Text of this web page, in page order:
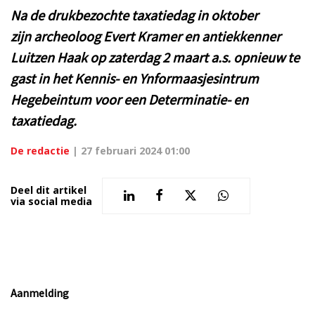
Na de drukbezochte taxatiedag in oktober
zijn archeoloog Evert Kramer en antiekkenner
Luitzen Haak op zaterdag 2 maart a.s. opnieuw te
gast in het Kennis- en Ynformaasjesintrum
Hegebeintum voor een Determinatie- en
taxatiedag.
De redactie | 27 februari 2024 01:00
Deel dit artikel
via social media
Aanmelding